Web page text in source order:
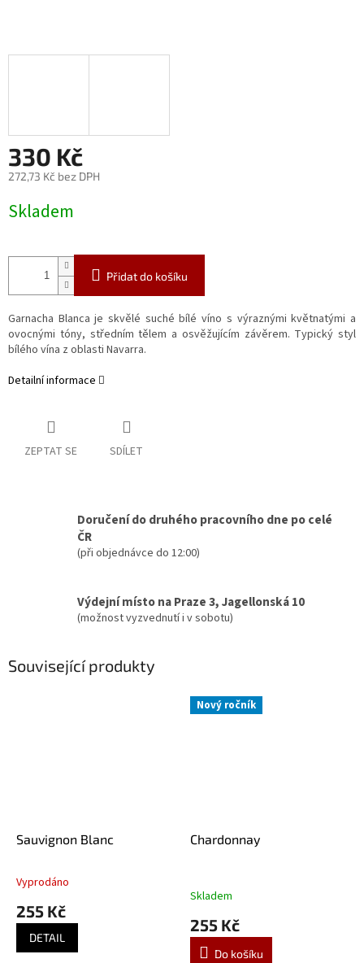
330 Kč
272,73 Kč bez DPH
cena:
Skladem
Přidat do košíku
Garnacha Blanca je skvělé suché bílé víno s výraznými květnatými a
ovocnými tóny, středním tělem a osvěžujícím závěrem. Typický styl
bílého vína z oblasti Navarra.
Detailní informace
ZEPTAT SE SDÍLET
Doručení do druhého pracovního dne po celé
ČR
(při objednávce do 12:00)
Výdejní místo na Praze 3, Jagellonská 10
(možnost vyzvednutí i v sobotu)
Související produkty
Sauvignon Blanc
Průměrné
produktu
Vyprodáno
255 Kč
DETAIL
Nový ročník
Chardonnay
Skladem
255 Kč
Do košíku